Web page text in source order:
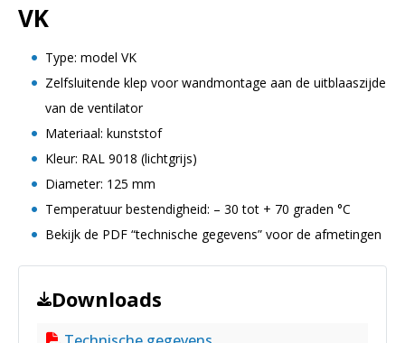
VK
Type: model VK
Zelfsluitende klep voor wandmontage aan de uitblaaszijde
van de ventilator
Materiaal: kunststof
Kleur: RAL 9018 (lichtgrijs)
Diameter: 125 mm
Temperatuur bestendigheid: – 30 tot + 70 graden °C
Bekijk de PDF “technische gegevens” voor de afmetingen
Downloads